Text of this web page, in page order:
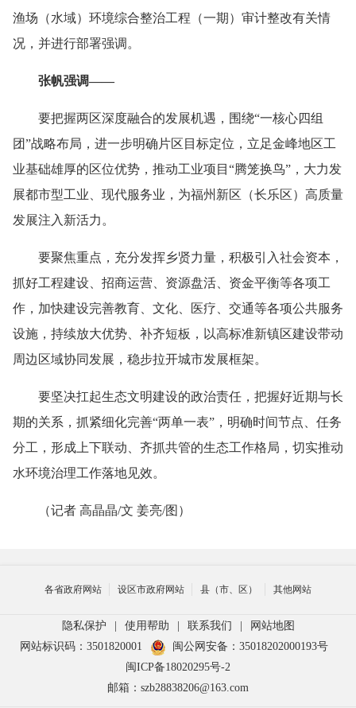
渔场（水域）环境综合整治工程（一期）审计整改有关情
况，并进行部署强调。
张帆强调——
要把握两区深度融合的发展机遇，围绕“一核心四组
团”战略布局，进一步明确片区目标定位，立足金峰地区工
业基础雄厚的区位优势，推动工业项目“腾笼换鸟”，大力发
展都市型工业、现代服务业，为福州新区（长乐区）高质量
发展注入新活力。
要聚焦重点，充分发挥乡贤力量，积极引入社会资本，
抓好工程建设、招商运营、资源盘活、资金平衡等各项工
作，加快建设完善教育、文化、医疗、交通等各项公共服务
设施，持续放大优势、补齐短板，以高标准新镇区建设带动
周边区域协同发展，稳步拉开城市发展框架。
要坚决扛起生态文明建设的政治责任，把握好近期与长
期的关系，抓紧细化完善“两单一表”，明确时间节点、任务
分工，形成上下联动、齐抓共管的生态工作格局，切实推动
水环境治理工作落地见效。
（记者 高晶晶/文 姜亮/图）
各省政府网站 设区市政府网站 县（市、区） 其他网站
隐私保护 使用帮助 联系我们
网站地图
网站标识码：3501820001
闽公网安备：35018202000193号
闽ICP备18020295号-2
邮箱：szb28838206@163.com